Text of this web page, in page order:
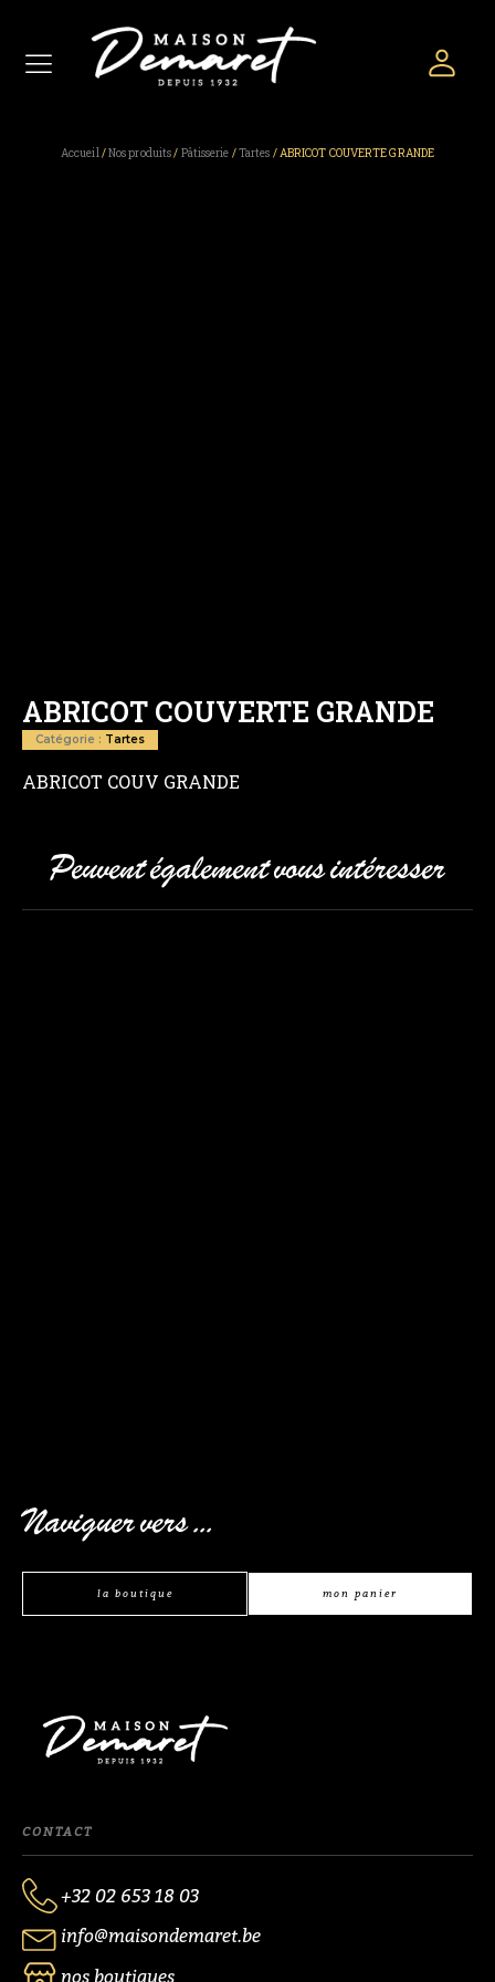
Accueil/Nos produits/ Pâtisserie /Tartes / ABRICOT COUVERTE GRANDE
ABRICOT COUVERTE GRANDE
Catégorie : Tartes
ABRICOT COUV GRANDE
Peuvent également vous intéresser
Naviguer vers ...
la boutique mon panier
CONTACT
+32 02 653 18 03
info@maisondemaret.be
nos boutiques